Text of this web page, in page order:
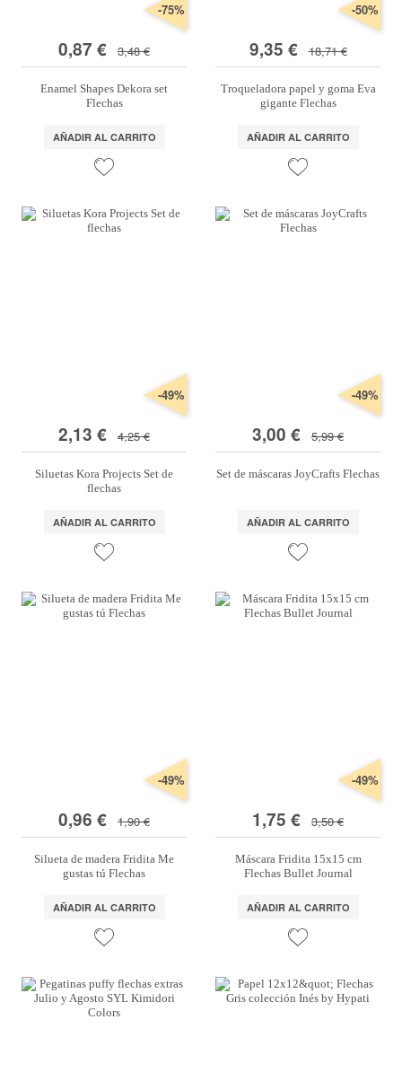
0,87 € 3,48 €
-75%
Enamel Shapes Dekora set
Flechas
AÑADIR AL CARRITO
9,35 € 18,71 €
-50%
Troqueladora papel y goma Eva
gigante Flechas
AÑADIR AL CARRITO
2,13 € 4,25 €
-49%
Siluetas Kora Projects Set de
flechas
AÑADIR AL CARRITO
3,00 € 5,99 €
-49%
Set de máscaras JoyCrafts Flechas
AÑADIR AL CARRITO
0,96 € 1,90 €
-49%
Silueta de madera Fridita Me
gustas tú Flechas
AÑADIR AL CARRITO
1,75 € 3,50 €
-49%
Máscara Fridita 15x15 cm
Flechas Bullet Journal
AÑADIR AL CARRITO